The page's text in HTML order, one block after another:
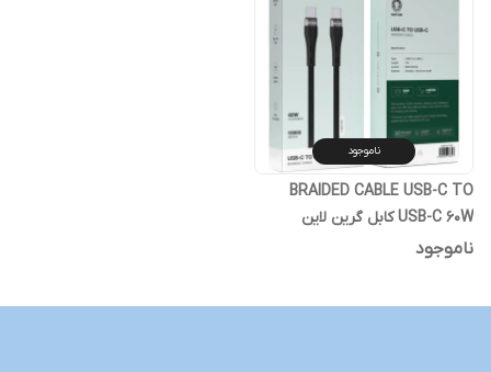
ناموجود
BRAIDED CABLE USB-C TO
USB-C 60W کابل گرین لاین
ناموجود